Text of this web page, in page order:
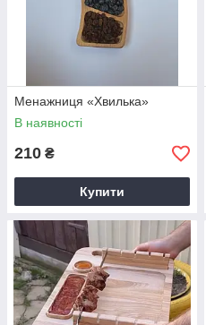
Менажниця «Хвилька»
В наявності
210 ₴
Купити